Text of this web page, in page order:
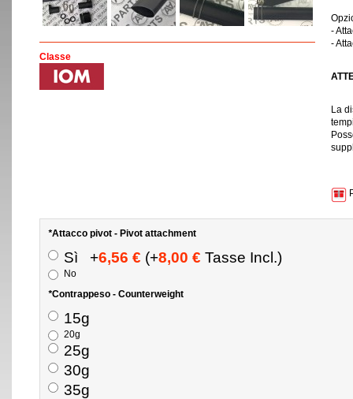
-
-
La
Classe
*Attacco pivot - Pivot attachment
Sì +6,56 € (+8,00 € Tasse Incl.)
No
*Contrappeso - Counterweight
15g
20g
25g
30g
35g